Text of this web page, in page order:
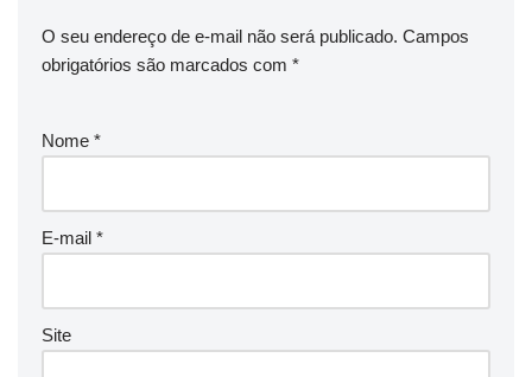
O seu endereço de e-mail não será publicado. Campos
obrigatórios são marcados com *
Nome *
E-mail *
Site